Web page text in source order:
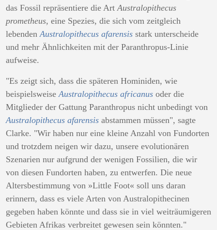
das Fossil repräsentiere die ArtAustralopithecus
prometheus, eine Spezies, die sich vom zeitgleich
lebendenAustralopithecus afarensis stark unterscheide
und mehr Ähnlichkeiten mit der Paranthropus-Linie
aufweise.
"Es zeigt sich, dass die späteren Hominiden, wie
beispielsweiseAustralopithecus africanus oder die
Mitglieder der Gattung Paranthropus nicht unbedingt von
Australopithecus afarensis abstammen müssen", sagte
Clarke. "Wir haben nur eine kleine Anzahl von Fundorten
und trotzdem neigen wir dazu, unsere evolutionären
Szenarien nur aufgrund der wenigen Fossilien, die wir
von diesen Fundorten haben, zu entwerfen. Die neue
Altersbestimmung von »Little Foot« soll uns daran
erinnern, dass es viele Arten von Australopithecinen
gegeben haben könnte und dass sie in viel weiträumigeren
Gebieten Afrikas verbreitet gewesen sein könnten."